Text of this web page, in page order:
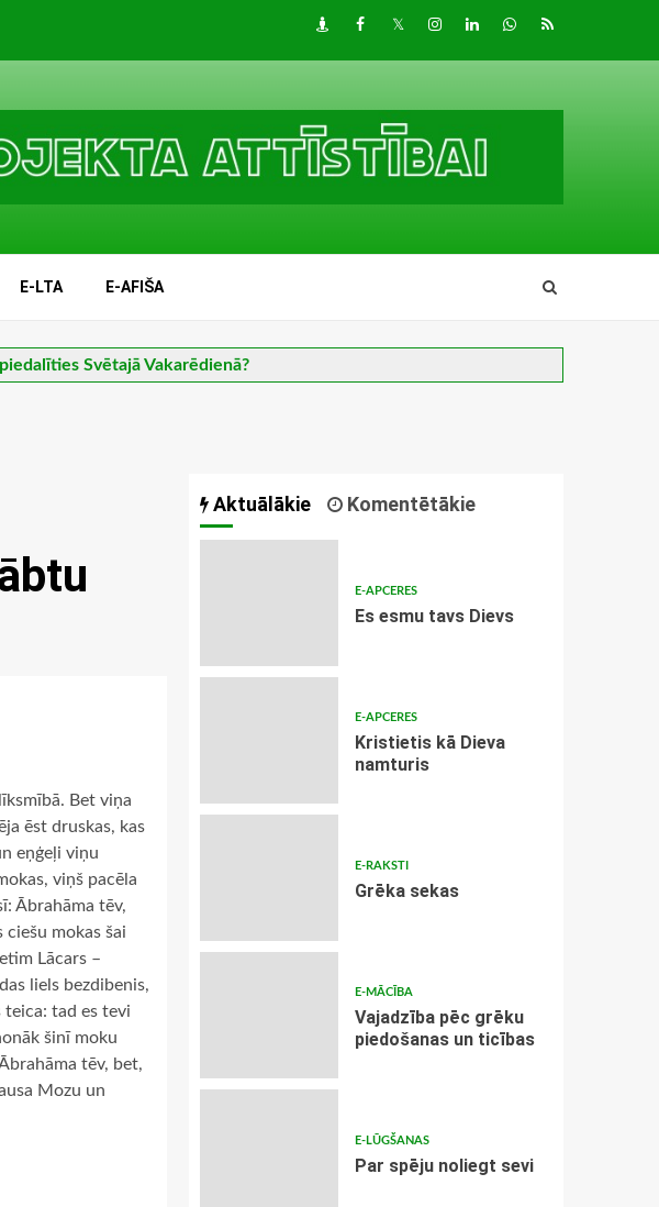
DraugiemFacebook
TwitterInstagram
LinkedInwhatsapp
RSS
E-LTA E-AFIŠA
Svētajā Vakarēdienā?
Bet viņa
ēst druskas, kas
eņģeļi viņu
viņš pacēla
Ābrahāma tēv,
mokas šai
Lācars –
liels bezdibenis,
teica: tad es tevi
šinī moku
tēv, bet,
Mozu un
Aktuālākie Komentētākie
E-APCERES
Es esmu tavs Dievs
E-APCERES
Kristietis kā Dieva
namturis
E-RAKSTI
Grēka sekas
E-MĀCĪBA
Vajadzība pēc grēku
piedošanas un ticības
E-LŪGŠANAS
Par spēju noliegt sevi